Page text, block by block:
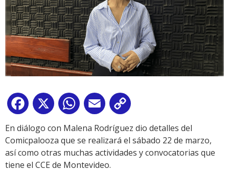
Facebook
X WhatsApp
Email
Link
En diálogo con Malena Rodríguez dio detalles del
Comicpalooza que se realizará el sábado 22 de marzo,
así como otras muchas actividades y convocatorias que
tiene el CCE de Montevideo.